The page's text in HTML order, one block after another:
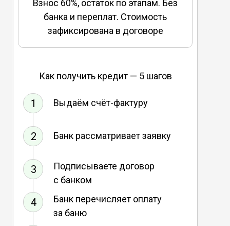
Взнос 60%, остаток по этапам. Без
банка и переплат. Стоимость
зафиксирована в договоре
Как получить кредит — 5 шагов
4
3
2
1
Банк перечисляет оплату
за баню
Подписываете договор
с банком
Банк рассматривает заявку
Выдаём счёт-фактуру